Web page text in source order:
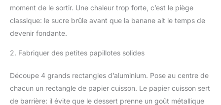
moment de le sortir. Une chaleur trop forte, c’est le piège
classique: le sucre brûle avant que la banane ait le temps de
devenir fondante.
2. Fabriquer des petites papillotes solides
Découpe 4 grands rectangles d’aluminium. Pose au centre de
chacun un rectangle de papier cuisson. Le papier cuisson sert
de barrière: il évite que le dessert prenne un goût métallique